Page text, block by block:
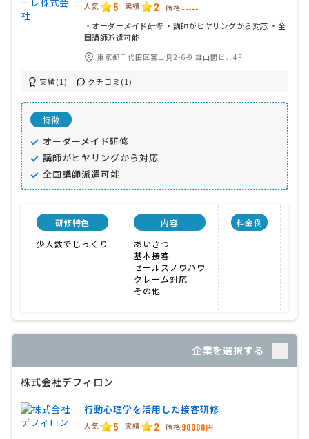
人気 5 実績 2 価格 -----
・オーダーメイド研修 ・講師がヒヤリングから対応 ・全
国講師派遣可能
東京都千代田区富士見2-6-9 雄山閣ビル4F
実績(1) クチコミ(1)
特徴
オーダーメイド研修
講師がヒヤリングから対応
全国講師派遣可能
研修特色
少人数でじっくり
内容
あいさつ
基本接客
セールスノウハウ
クレーム対応
その他
料金例
企業を選択する
株式会社デフィロン
行動心理学を活用した接客研修
人気 5 実績 2 価格 90000円